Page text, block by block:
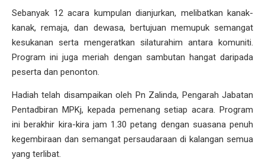
Sebanyak 12 acara kumpulan dianjurkan, melibatkan kanak-
kanak, remaja, dan dewasa, bertujuan memupuk semangat
kesukanan serta mengeratkan silaturahim antara komuniti.
Program ini juga meriah dengan sambutan hangat daripada
peserta dan penonton.
Hadiah telah disampaikan oleh Pn Zalinda, Pengarah Jabatan
Pentadbiran MPKj, kepada pemenang setiap acara. Program
ini berakhir kira-kira jam 1.30 petang dengan suasana penuh
kegembiraan dan semangat persaudaraan di kalangan semua
yang terlibat.